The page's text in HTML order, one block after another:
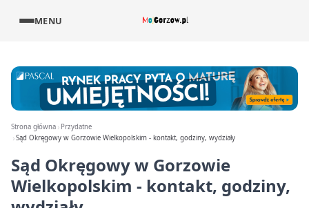
MENU
Strona główna
Przydatne
Sąd Okręgowy w Gorzowie Wielkopolskim - kontakt, godziny, wydziały
Sąd Okręgowy w Gorzowie
Wielkopolskim - kontakt, godziny,